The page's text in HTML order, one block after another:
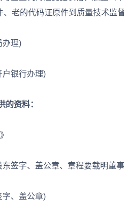
老的代码证原件到质量技术监
理)
银行办理)
的资料：
字、盖公章、章程要载明董
、盖公章)